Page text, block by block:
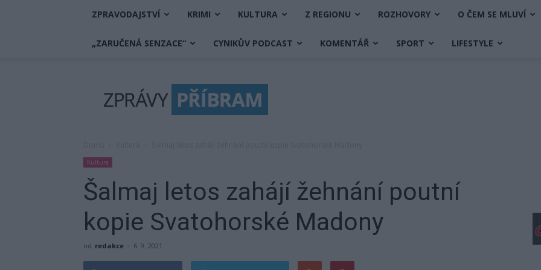
ZPRAVODAJSTVÍ KRIMI KULTURA Z REGIONU ROZHOVORY O ČEM SE MLUVÍ
„ZARUČENÁ SENZACE“ CYNIKŮV PODCAST KOMENTÁŘ SPORT LIFESTYLE
Příbram
Kultura
Šalmaj letos zahájí žehnání poutní
kopie Svatohorské Madony
od redakce - 6. 9. 2021